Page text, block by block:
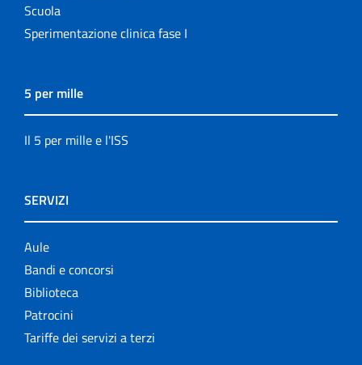
Scuola
Sperimentazione clinica fase I
5 per mille
Il 5 per mille e l'ISS
SERVIZI
Aule
Bandi e concorsi
Biblioteca
Patrocini
Tariffe dei servizi a terzi